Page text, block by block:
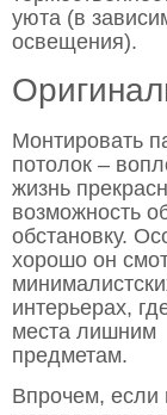
уюта (в
освещения).
Монтировать
потолок –
жизнь
возможность
обстановку.
хорошо он
интерьерах,
места лишним
предметам.
Впрочем, если